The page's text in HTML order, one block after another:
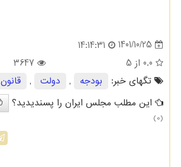
1401/10/25
14:14:31
0.0 از 5
3647
تگهای خبر:
بودجه , دولت , قانون
این مطلب مجلس ایران را پسندیدید؟
(0)